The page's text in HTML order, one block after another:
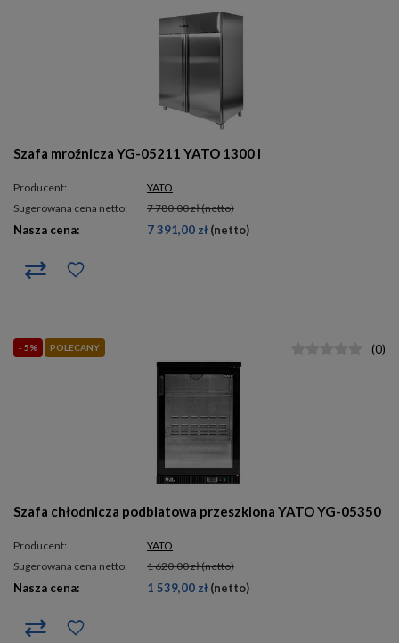
Szafa mroźnicza YG-05211 YATO 1300 l
Producent:
YATO
Sugerowana cena netto:
7 780,00 zł(netto)
Nasza cena: 7 391,00 zł (netto)
- 5% POLECANY
Szafa chłodnicza podblatowa przeszklona YATO YG-05350
Producent:
YATO
Sugerowana cena netto:
1 620,00 zł(netto)
Nasza cena: 1 539,00 zł (netto)
(0)